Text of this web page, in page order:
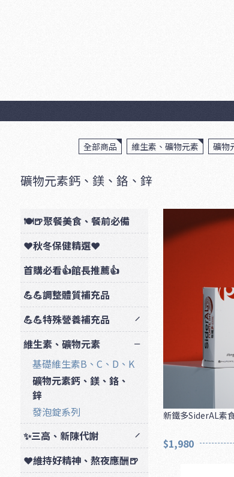
全部商品 維生素、礦物元素 礦物
礦物元素鈣、鎂、鉻、鋅
🍽🍺聚餐美食、餐前必備
❤秋冬保健精選❤
首購必看👍館長推薦👍
💪💪調整體質補充品
💪💪特殊營養補充品
維生素、礦物元素
基礎維生素B、C、D、K
礦物元素鈣、鎂、鉻、
鋅
發泡錠系列
✨三高、新陳代謝
❤️維持好精神、熬夜應酬🍺
新鐵多SiderAL素
$1,980